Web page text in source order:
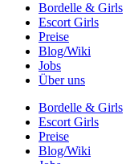
Bordelle & Girls
Escort Girls
Preise
Blog/Wiki
Jobs
Über uns
Bordelle & Girls
Escort Girls
Preise
Blog/Wiki